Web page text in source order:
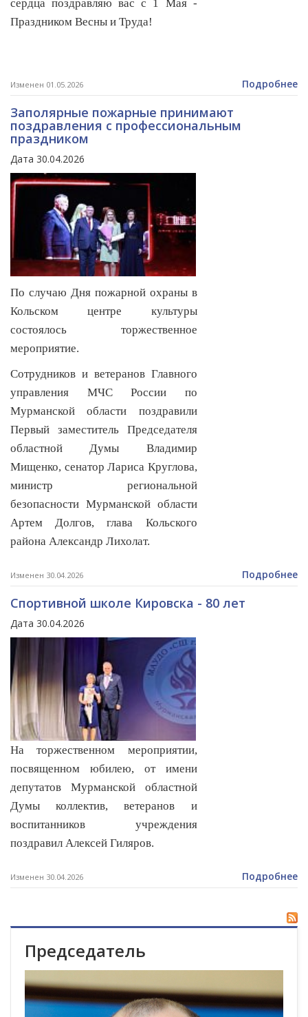
сердца поздравляю вас с 1 Мая -
Праздником Весны и Труда!
Изменен 01.05.2026 Подробнее
Заполярные пожарные принимают
поздравления с профессиональным
праздником
Дата 30.04.2026
По случаю Дня пожарной охраны в
Кольском центре культуры
состоялось торжественное
мероприятие.
Сотрудников и ветеранов Главного
управления МЧС России по
Мурманской области поздравили
Первый заместитель Председателя
областной Думы Владимир
Мищенко, сенатор Лариса Круглова,
министр региональной
безопасности Мурманской области
Артем Долгов, глава Кольского
района Александр Лихолат.
Изменен 30.04.2026 Подробнее
Спортивной школе Кировска - 80 лет
Дата 30.04.2026
На торжественном мероприятии,
посвященном юбилею, от имени
депутатов Мурманской областной
Думы коллектив, ветеранов и
воспитанников учреждения
поздравил Алексей Гиляров.
Изменен 30.04.2026 Подробнее
Председатель